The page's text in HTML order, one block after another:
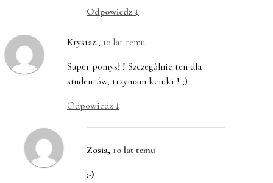
Odpowiedz ↓
Krysiaz., 10 lat temu
Super pomysł ! Szczególnie ten dla
studentów, trzymam kciuki ! ;)
Odpowiedz ↓
Zosia, 10 lat temu
:-)